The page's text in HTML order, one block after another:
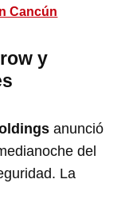
Cancún
y
anunció
del
La